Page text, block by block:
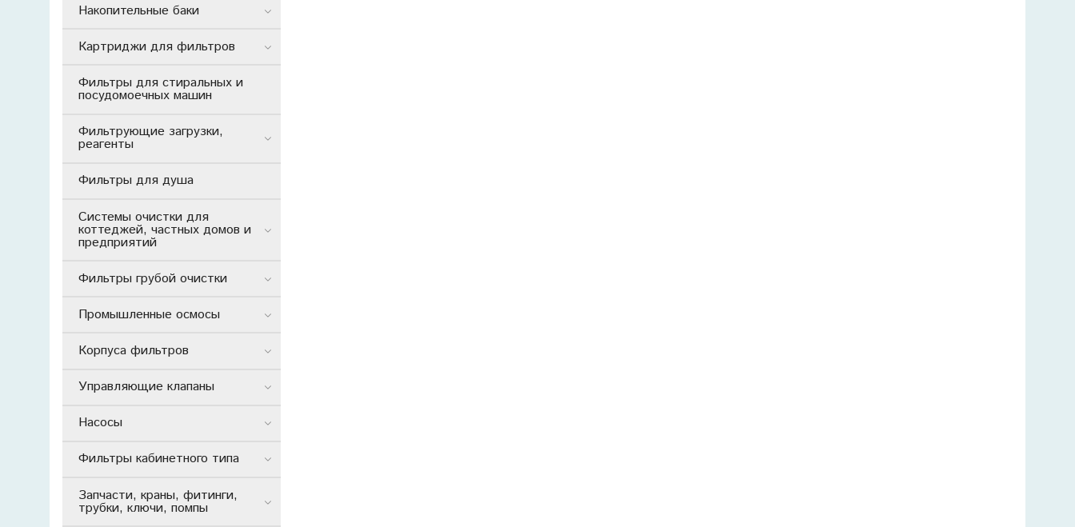
Накопительные баки
Картриджи для фильтров
Фильтры для стиральных и
посудомоечных машин
Фильтрующие загрузки,
реагенты
Фильтры для душа
Системы очистки для
коттеджей, частных домов и
предприятий
Фильтры грубой очистки
Промышленные осмосы
Корпуса фильтров
Управляющие клапаны
Насосы
Фильтры кабинетного типа
Запчасти, краны, фитинги,
трубки, ключи, помпы